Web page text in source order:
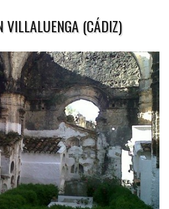
VILLALUENGA (CÁDIZ)